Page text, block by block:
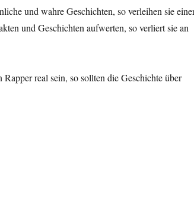
und wahre Geschichten, so verleihen sie
und Geschichten aufwerten, so verliert sie an
real sein, so sollten die Geschichte über